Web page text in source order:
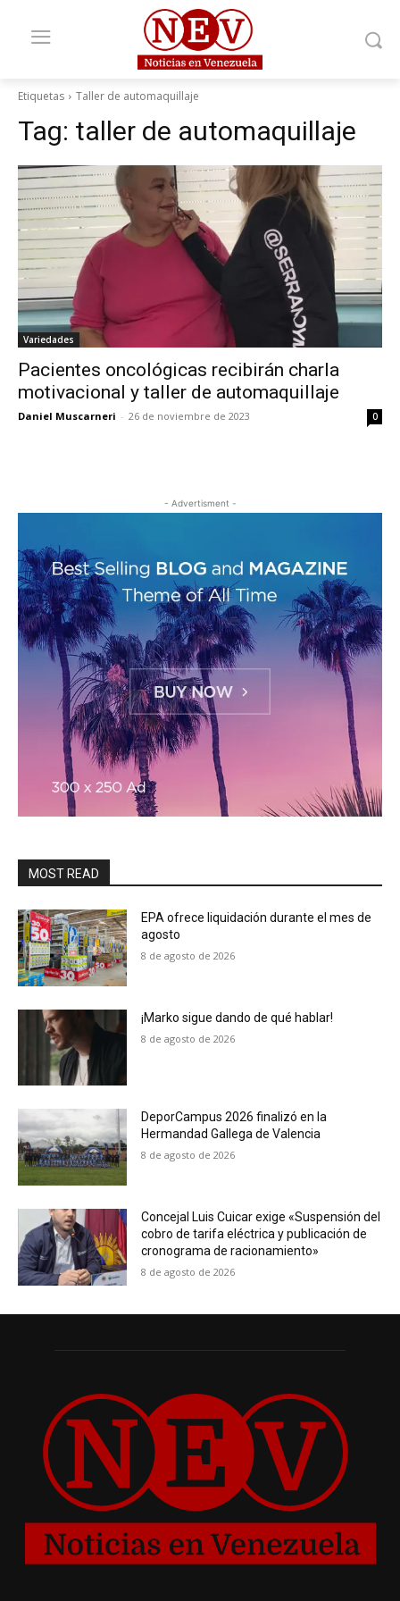
Etiquetas Taller de automaquillaje
Tag: taller de automaquillaje
Variedades
Pacientes oncológicas recibirán charla
motivacional y taller de automaquillaje
Daniel Muscarneri - 26 de noviembre de 2023 0
- Advertisment -
MOST READ
EPA ofrece liquidación durante el mes de
agosto
8 de agosto de 2026
¡Marko sigue dando de qué hablar!
8 de agosto de 2026
DeporCampus 2026 finalizó en la
Hermandad Gallega de Valencia
8 de agosto de 2026
Concejal Luis Cuicar exige «Suspensión del
cobro de tarifa eléctrica y publicación de
cronograma de racionamiento»
8 de agosto de 2026